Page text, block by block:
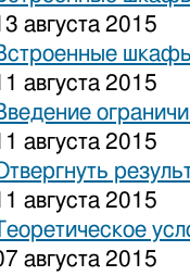
августа 2015
августа 2015
августа 2015
августа 2015
августа 2015